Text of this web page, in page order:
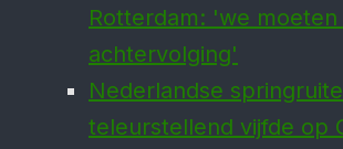
Rotterdam: 'we moeten
achtervolging'
Nederlandse
teleurstellend vijfde op